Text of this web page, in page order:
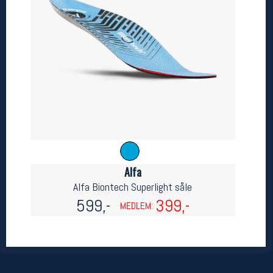
Alfa
Alfa Biontech Superlight såle
599,- MEDLEM: 399,-
Betingelser
Salgsbetingelser
Personsvernerklæring
Informasjonskapsler
Følg oss på